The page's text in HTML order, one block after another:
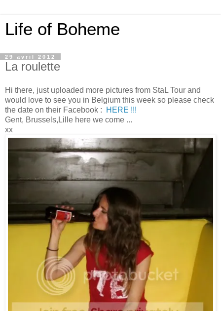
Life of Boheme
29 avril 2012
La roulette
Hi there, just uploaded more pictures from StaL Tour and
would love to see you in Belgium this week so please check
the date on their Facebook :
HERE !!!
Gent, Brussels,Lille here we come ...
xx